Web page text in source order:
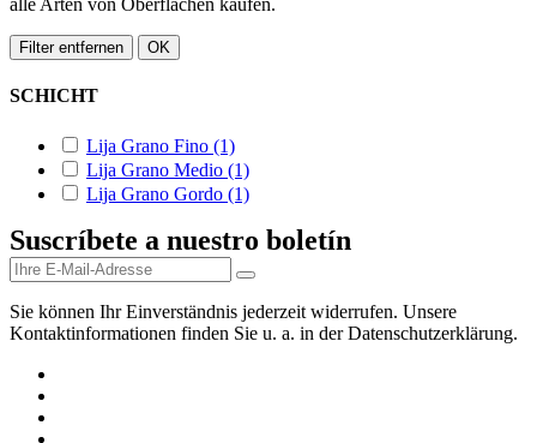
alle Arten von Oberflächen kaufen.
Filter entfernen OK
SCHICHT
Lija Grano Fino (1)
Lija Grano Medio (1)
Lija Grano Gordo (1)
Suscríbete a nuestro boletín
Sie können Ihr Einverständnis jederzeit widerrufen. Unsere
Kontaktinformationen finden Sie u. a. in der Datenschutzerklärung.